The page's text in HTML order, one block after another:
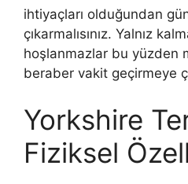
ihtiyaçları olduğundan
çıkarmalısınız. Yalnız
hoşlanmazlar bu yüzden
beraber vakit geçirmeye
Yorkshire
Fiziksel